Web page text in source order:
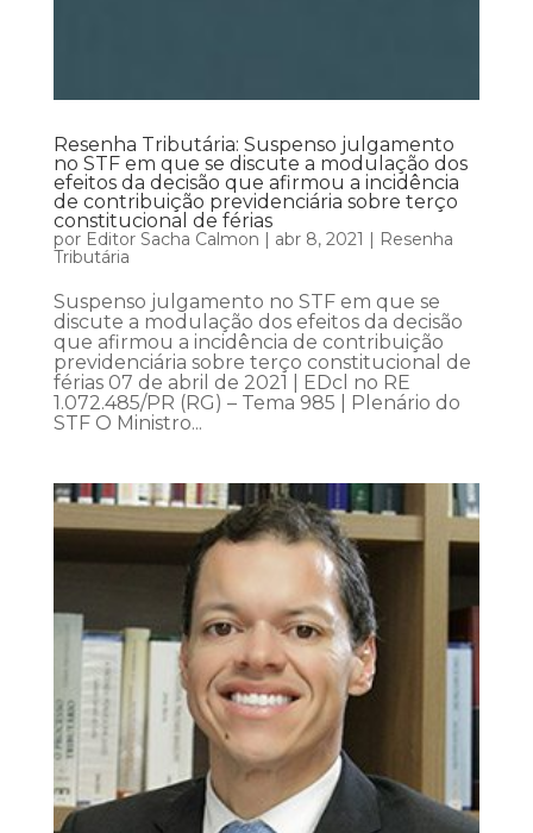
Resenha Tributária: Suspenso julgamento
no STF em que se discute a modulação dos
efeitos da decisão que afirmou a incidência
de contribuição previdenciária sobre terço
constitucional de férias
por Editor Sacha Calmon | abr 8, 2021 | Resenha
Tributária
Suspenso julgamento no STF em que se
discute a modulação dos efeitos da decisão
que afirmou a incidência de contribuição
previdenciária sobre terço constitucional de
férias 07 de abril de 2021 | EDcl no RE
1.072.485/PR (RG) – Tema 985 | Plenário do
STF O Ministro...